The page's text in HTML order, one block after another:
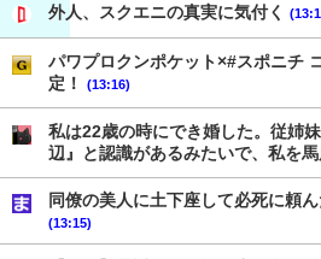
外人、スクエニの真実に気付く
パワプロクンポケット×#スポニチ
定！
(13:16)
私は22歳の時にでき婚した。従姉
辺』と認識があるみたいで、私を
同僚の美人に土下座して必死に頼
(13:15)